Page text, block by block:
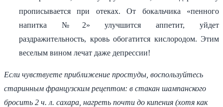
прописывается при отеках. От бокальчика «пенного
напитка №2» улучшится аппетит, уйдет
раздражительность, кровь обогатится кислородом. Этим
веселым вином лечат даже депрессии!
Если чувствуете приближение простуды, воспользуйтесь
старинным французским рецептом: в стакан шампанского
бросить 2 ч. л. сахара, нагреть почти до кипения (хотя как